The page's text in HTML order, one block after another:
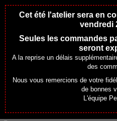
Cet été l'atelier sera en
vendredi
Seules les commandes
seront
A la reprise un délais
des
Nous vous remercions de votre
de bonnes
L'équipe